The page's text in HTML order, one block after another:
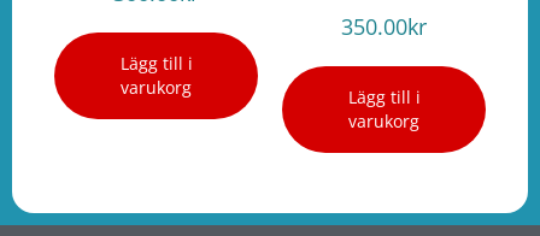
Lägg till i
varukorg
350.00kr
Lägg till i
varukorg